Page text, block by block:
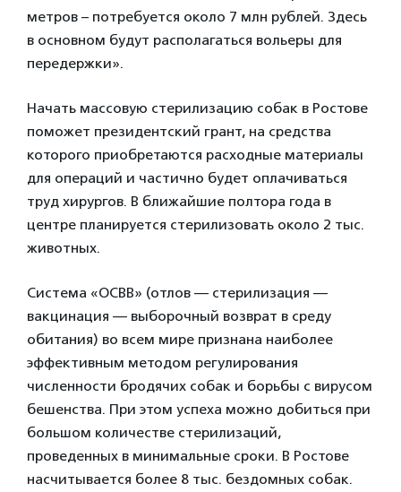
метров – потребуется около 7 млн рублей. Здесь
в основном будут располагаться вольеры для
передержки».
Начать массовую стерилизацию собак в Ростове
поможет президентский грант, на средства
которого приобретаются расходные материалы
для операций и частично будет оплачиваться
труд хирургов. В ближайшие полтора года в
центре планируется стерилизовать около 2 тыс.
животных.
Система «ОСВВ» (отлов — стерилизация —
вакцинация — выборочный возврат в среду
обитания) во всем мире признана наиболее
эффективным методом регулирования
численности бродячих собак и борьбы с вирусом
бешенства. При этом успеха можно добиться при
большом количестве стерилизаций,
проведенных в минимальные сроки. В Ростове
насчитывается более 8 тыс. бездомных собак.